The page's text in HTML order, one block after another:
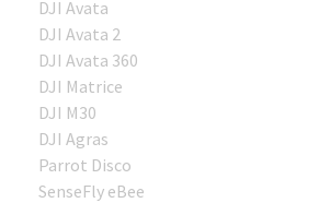
DJI Avata
DJI Avata 2
DJI Avata 360
DJI Matrice
DJI M30
DJI Agras
Parrot Disco
SenseFly eBee